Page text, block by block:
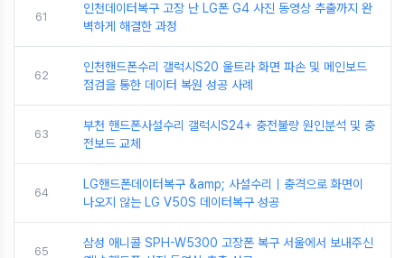
61
인천데이터복구 고장 난 LG폰 G4 사진 동영상 추출까지 완
벽하게 해결한 과정
62
인천핸드폰수리 갤럭시S20 울트라 화면 파손 및 메인보드
점검을 통한 데이터 복원 성공 사례
63
부천 핸드폰사설수리 갤럭시S24+ 충전불량 원인분석 및 충
전보드 교체
64
LG핸드폰데이터복구 &amp; 사설수리｜충격으로 화면이
나오지 않는 LG V50S 데이터복구 성공
65
삼성 애니콜 SPH-W5300 고장폰 복구 서울에서 보내주신